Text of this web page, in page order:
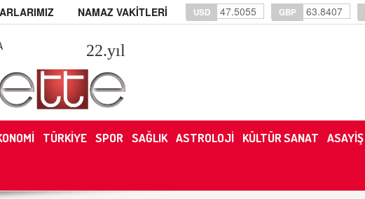
NAMAZ VAKİTLERİ USD 47.5055 GBP 63.8407
22.yıl
TÜRKİYE SPOR SAĞLIK ASTROLOJİ KÜLTÜR SANAT ASAYİŞ